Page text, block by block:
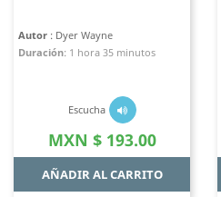
Autor : Dyer Wayne
Duración: 1 hora 35 minutos
Escucha
Precio
MXN $ 193.00
AÑADIR AL CARRITO